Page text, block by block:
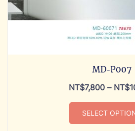
MD-P007
NT$7,800 – NT$
SELECT